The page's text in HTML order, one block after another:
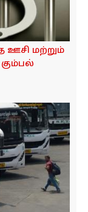
ஊசி மற்றும்